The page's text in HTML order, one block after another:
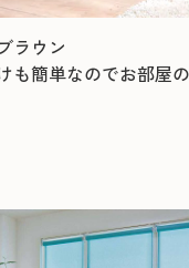
ラウン
も簡単なのでお部屋